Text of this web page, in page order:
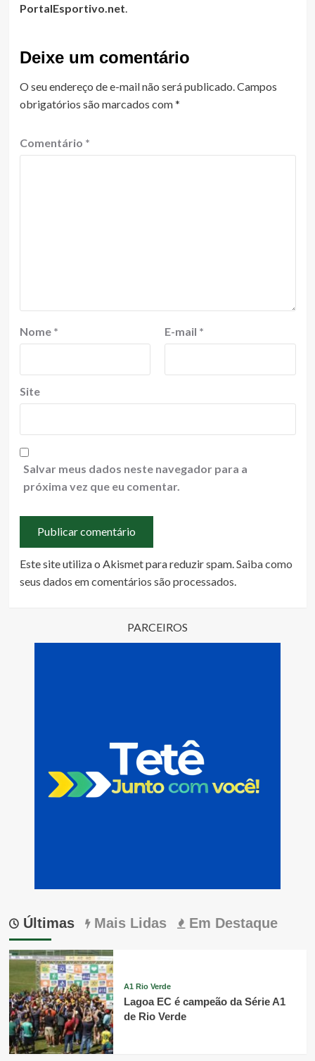
PortalEsportivo.net
Deixe um comentário
O seu endereço de e-mail não será publicado. Campos
obrigatórios são marcados com*
Comentário *
Nome * E-mail *
Site
Salvar meus dados neste navegador para a
próxima vez que eu comentar.
Este site utiliza o Akismet para reduzir spam. Saiba como
seus dados em comentários são processados
PARCEIROS
Últimas Mais Lidas Em Destaque
A1 Rio Verde
Lagoa EC é campeão da Série A1
de Rio Verde